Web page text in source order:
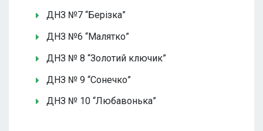
ДНЗ №7 “Берізка”
ДНЗ №6 “Малятко”
ДНЗ № 8 “Золотий ключик”
ДНЗ № 9 “Сонечко”
ДНЗ № 10 “Любавонька”